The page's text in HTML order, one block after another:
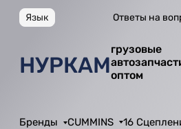
Язык Ответы на
НУРКАМ
грузовые
оптом
Бренды CUMMINS 16